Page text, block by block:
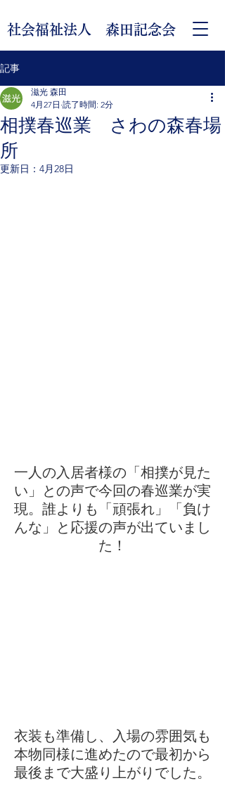
社会福祉法人 森田記念会
記事
相撲春巡業 さわの森春場
所
滋光 森田
4月27日 読了時間: 2分
更新日： 4月28日
一人の入居者様の「相撲が見た
い」との声で今回の春巡業が実
現。誰よりも「頑張れ」「負け
んな」と応援の声が出ていまし
た！
衣装も準備し、入場の雰囲気も
本物同様に進めたので最初から
最後まで大盛り上がりでした。